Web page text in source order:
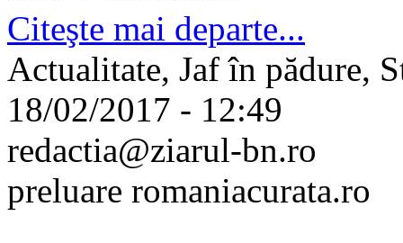
Citeşte mai departe...
Actualitate, Jaf în pădure,
18/02/2017 - 12:49
redactia@ziarul-bn.ro
preluare romaniacurata.ro